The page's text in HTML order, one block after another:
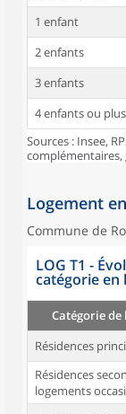
1 enfant
2 enfants
3 enfants
4 enfants ou plus
Sources : Insee,
complémentaires,
Logement
Commune de
LOG T1 -
catégorie en
Catégorie de
Résidences
Résidences
logements